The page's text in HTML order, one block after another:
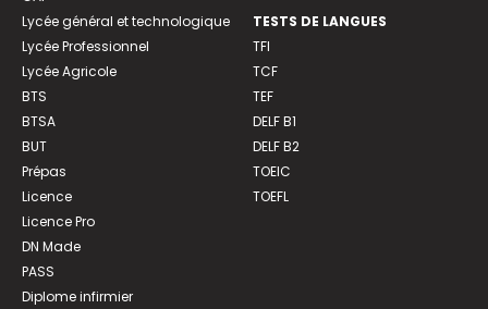
Lycée général et technologique
Lycée Professionnel
Lycée Agricole
BTS
BTSA
BUT
Prépas
Licence
Licence Pro
DN Made
PASS
Diplome infirmier
TESTS DE LANGUES
TFI
TCF
TEF
DELF B1
DELF B2
TOEIC
TOEFL